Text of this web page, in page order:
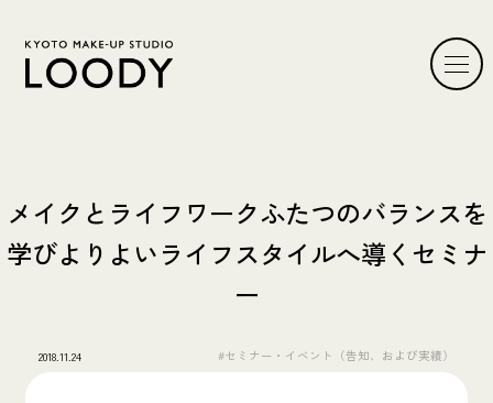
メイクとライフワークふたつのバランスを
学びよりよいライフスタイルへ導くセミナ
ー
2018.11.24 #セミナー・イベント（告知、および実績）